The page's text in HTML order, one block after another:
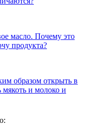
масло. Почему это
продукта?
образом открыть в
мякоть и молоко и